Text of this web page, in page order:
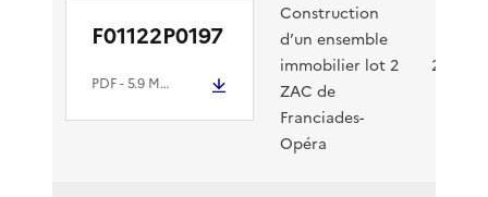
F01122P0197
PDF- 5.9 Mio
Construction
d’un ensemble
immobilier lot 2
ZAC de
Franciades-
Opéra
28/09/